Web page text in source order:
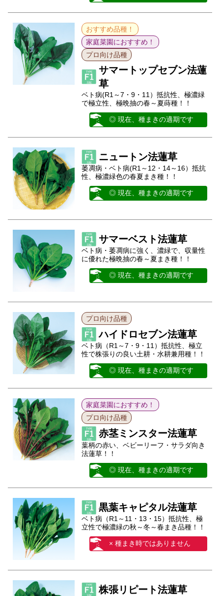
おすすめ品種！
家庭菜園におすすめ！
プロ向け品種
サマートップセブン法蓮
草
ベト病(R1～7・9・11）抵抗性、極濃緑
で極立性、極晩抽の春～夏蒔種！！
◎ 現在、種まきの適期です
ニュートン法蓮草
萎凋病・ベト病(R1～12・14～16）抵抗
性、極濃緑色の春夏まき種！！
◎ 現在、種まきの適期です
サマーベスト法蓮草
ベト病・萎凋病に強く、濃緑で、収量性
に優れた極晩抽の春～夏まき種！！
◎ 現在、種まきの適期です
プロ向け品種
ハイドロセブン法蓮草
ベト病（R1～7・9・11）抵抗性、極立
性で株張りの良い土耕・水耕兼用種！！
◎ 現在、種まきの適期です
家庭菜園におすすめ！
プロ向け品種
赤茎ミンスター法蓮草
葉柄の赤い、ベビーリーフ・サラダ向き
法蓮草！！
◎ 現在、種まきの適期です
黒葉キャピタル法蓮草
ベト病（R1～11・13・15）抵抗性、極
立性で極濃緑の秋～冬～春まき品種！！
× 種まき時ではありません
株張リピート法蓮草